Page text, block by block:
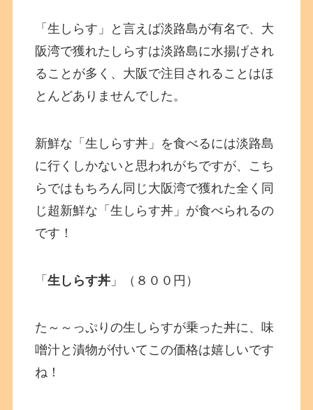
「生しらす」と言えば淡路島が有名で、大
阪湾で獲れたしらすは淡路島に水揚げされ
ることが多く、大阪で注目されることはほ
とんどありませんでした。
新鮮な「生しらす丼」を食べるには淡路島
に行くしかないと思われがちですが、こち
らではもちろん同じ大阪湾で獲れた全く同
じ超新鮮な「生しらす丼」が食べられるの
です！
「生しらす丼 」（８００円）
た～～っぷりの生しらすが乗った丼に、味
噌汁と漬物が付いてこの価格は嬉しいです
ね！